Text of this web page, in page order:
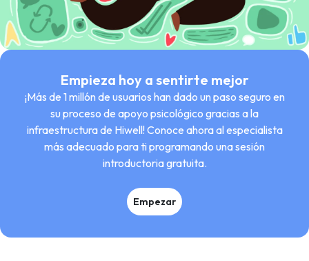
Empieza hoy a sentirte mejor
¡Más de 1 millón de usuarios han dado un paso seguro en
su proceso de apoyo psicológico gracias a la
infraestructura de Hiwell! Conoce ahora al especialista
más adecuado para ti programando una sesión
introductoria gratuita.
Empezar